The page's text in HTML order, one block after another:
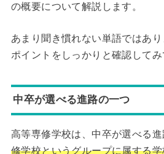
の概要について解説します。
あまり聞き慣れない単語ではあ
ポイントをしっかりと確認してみ
中卒が選べる進路の一つ
高等専修学校は、中卒が選べる
修学校というグループに属する